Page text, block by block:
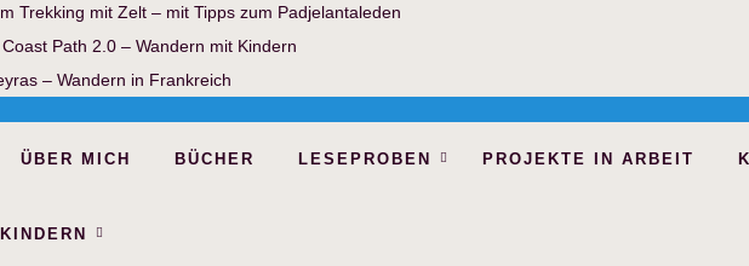
Trekking mit Zelt – mit Tipps zum Padjelantaleden
Path 2.0 – Wandern mit Kindern
– Wandern in Frankreich
ÜBER MICH BÜCHER LESEPROBEN PROJEKTE IN ARBEIT